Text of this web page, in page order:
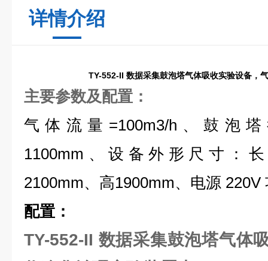
详情介绍
TY-552-II 数据采集鼓泡塔气体吸收实验设备，
主要参数及配置：
气体流量=100m3/h、鼓泡
1100mm、设备外形尺寸：长
2100mm、高1900mm、电源 220V
配置：
TY-552-II 数据采集鼓泡塔气体